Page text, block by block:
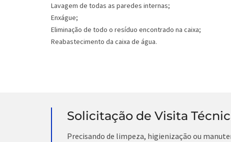
Lavagem de todas as paredes internas;
Enxágue;
Eliminação de todo o resíduo encontrado na caixa;
Reabastecimento da caixa de água.
Solicitação de Visita
Precisando de limpeza, higienização ou